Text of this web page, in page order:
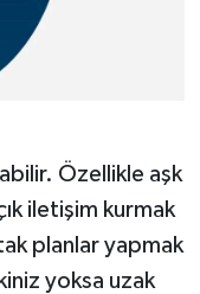
Özellikle aşk
iletişim kurmak
planlar yapmak
yoksa uzak